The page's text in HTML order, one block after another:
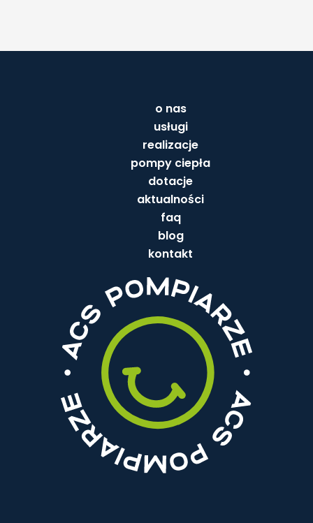
o nas
usługi
realizacje
pompy ciepła
dotacje
aktualności
faq
blog
kontakt